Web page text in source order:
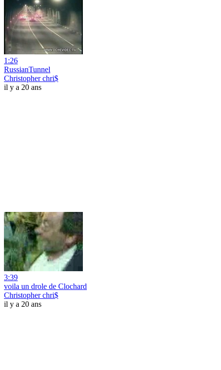
1:26
RussianTunnel
Christopher chri$
il y a 20 ans
3:39
voila un drole de Clochard
Christopher chri$
il y a 20 ans